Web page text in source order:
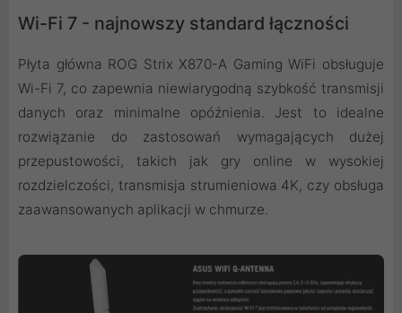
Wi-Fi 7 - najnowszy standard łączności
Płyta główna ROG Strix X870-A Gaming WiFi obsługuje
Wi-Fi 7, co zapewnia niewiarygodną szybkość transmisji
danych oraz minimalne opóźnienia. Jest to idealne
rozwiązanie do zastosowań wymagających dużej
przepustowości, takich jak gry online w wysokiej
rozdzielczości, transmisja strumieniowa 4K, czy obsługa
zaawansowanych aplikacji w chmurze.